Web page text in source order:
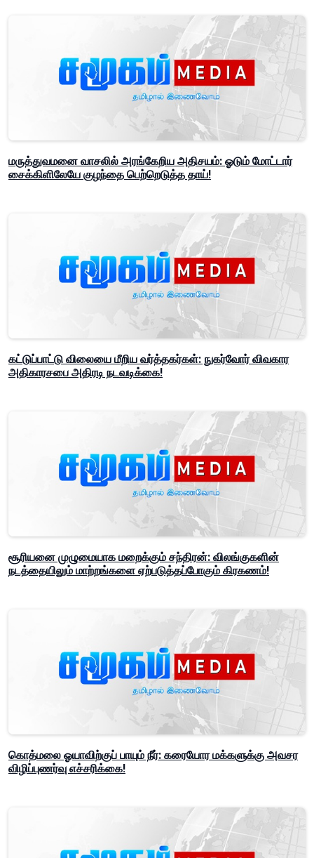
மருத்துவமனை வாசலில் அரங்கேறிய அதிசயம்: ஓடும் மோட்டார்
சைக்கிளிலேயே குழந்தை பெற்றெடுத்த தாய்!
கட்டுப்பாட்டு விலையை மீறிய வர்த்தகர்கள்: நுகர்வோர் விவகார
அதிகாரசபை அதிரடி நடவடிக்கை!
சூரியனை முழுமையாக மறைக்கும் சந்திரன்: விலங்குகளின்
நடத்தையிலும் மாற்றங்களை ஏற்படுத்தப்போகும் கிரகணம்!
கொத்மலை ஓயாவிற்குப் பாயும் நீர்: கரையோர மக்களுக்கு அவசர
விழிப்புணர்வு எச்சரிக்கை!